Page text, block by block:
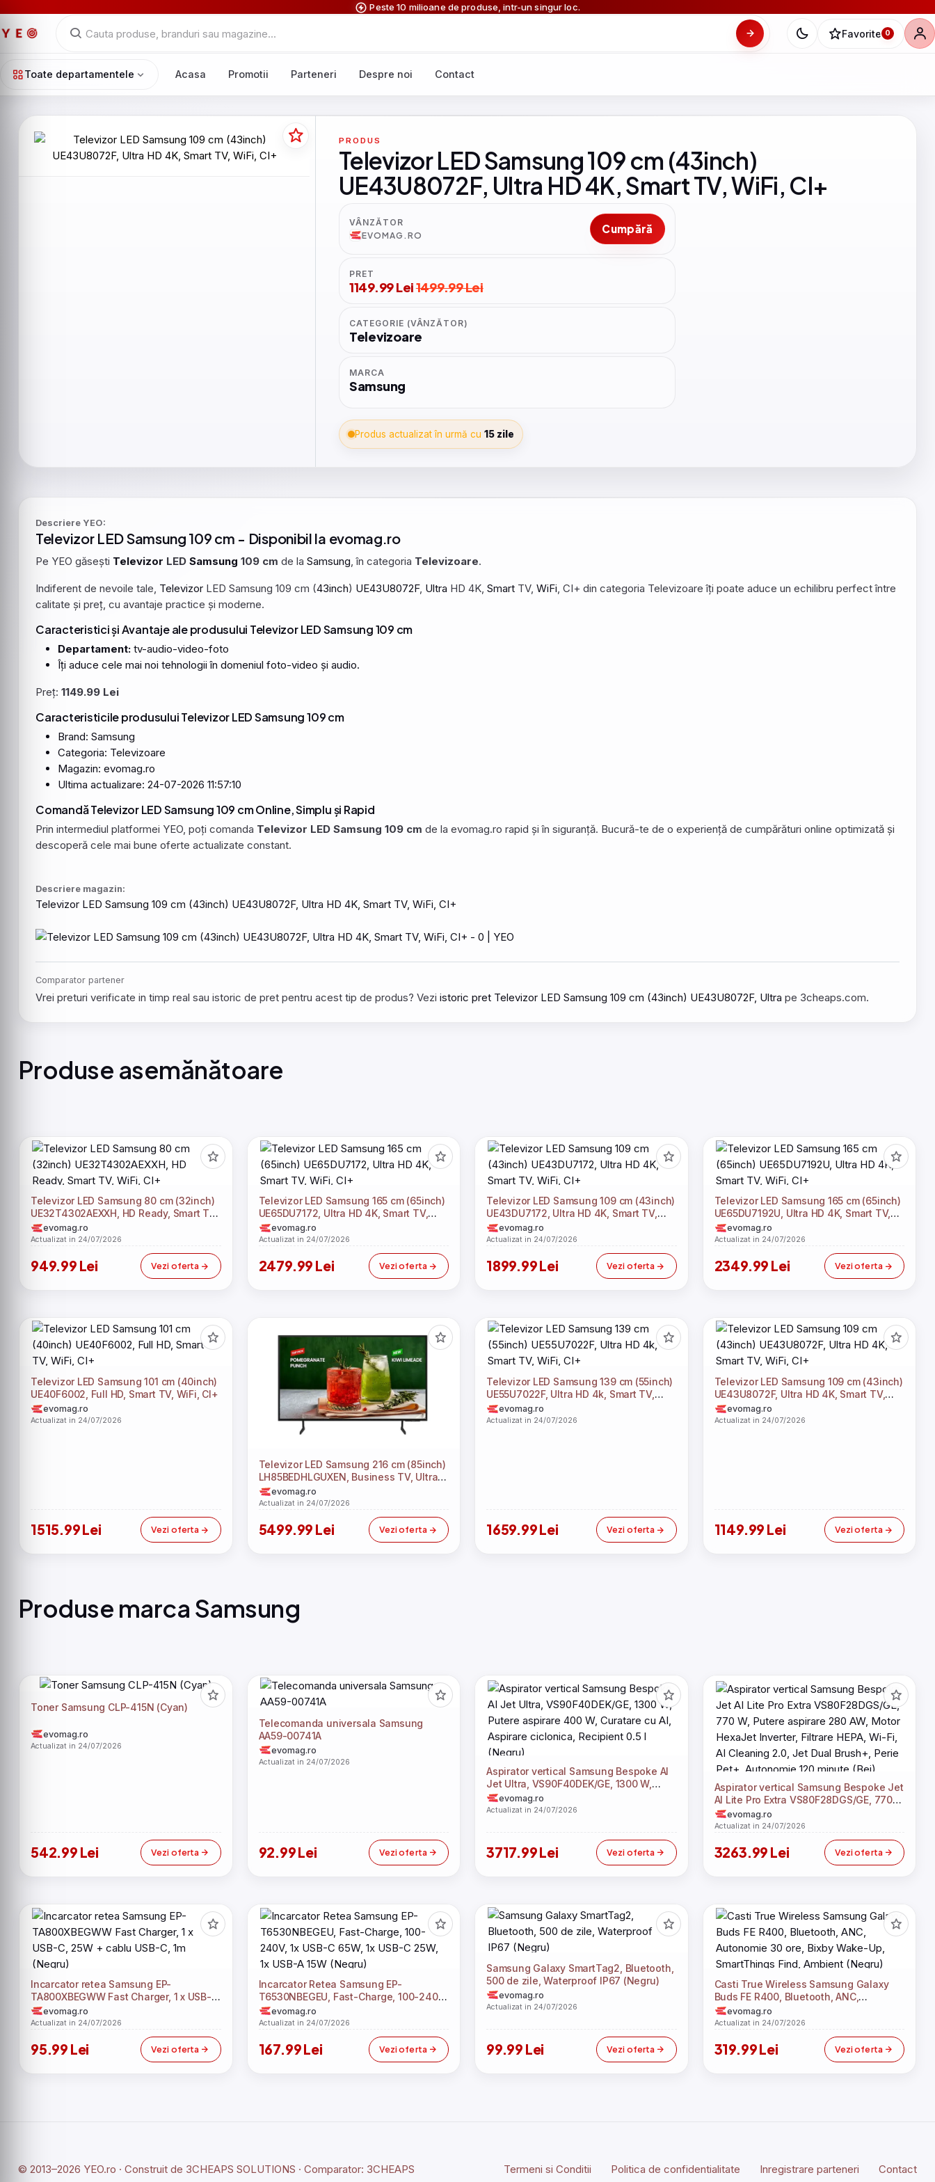
Peste 10 milioane de produse, intr-un singur loc.
Favorite 0
Toate departamentele Acasa Promotii Parteneri Despre noi Contact
PRODUS
Televizor LED Samsung 109 cm (43inch)
UE43U8072F, Ultra HD 4K, Smart TV, WiFi, CI+
VÂNZĂTOR
EVOMAG.RO
Cumpără
PRET
1149.99 Lei1499.99 Lei
CATEGORIE (VÂNZĂTOR)
Televizoare
MARCA
Samsung
Produs actualizat în urmă cu 15 zile
Descriere YEO:
TelevizorLEDSamsung 109 cm - Disponibil la evomag.ro
Pe YEO găsești Televizor LED Samsung 109 cm de la Samsung, în categoria Televizoare.
Indiferent de nevoile tale, Televizor LED Samsung 109 cm (43inch) UE43U8072F, Ultra HD 4K, Smart TV, WiFi, CI+ din categoria Televizoare îți poate aduce un echilibru perfect între
calitate și preț, cu avantaje practice și moderne.
Caracteristici și Avantaje ale produsului Televizor LED Samsung 109 cm
Departament: tv-audio-video-foto
Îți aduce cele mai noi tehnologii în domeniul foto-video și audio.
Preț: 1149.99 Lei
Caracteristicile produsului Televizor LED Samsung 109 cm
Brand: Samsung
Categoria: Televizoare
Magazin: evomag.ro
Ultima actualizare: 24-07-2026 11:57:10
Comandă Televizor LED Samsung 109 cm Online, Simplu și Rapid
Prin intermediul platformei YEO, poți comanda Televizor LED Samsung 109 cm de la evomag.ro rapid și în siguranță. Bucură-te de o experiență de cumpărături online optimizată și
descoperă cele mai bune oferte actualizate constant.
Descriere magazin:
Televizor LED Samsung 109 cm (43inch) UE43U8072F, Ultra HD 4K, Smart TV, WiFi, CI+
Comparator partener
Vrei preturi verificate in timp real sau istoric de pret pentru acest tip de produs? Vezi istoric pret Televizor LED Samsung 109 cm (43inch) UE43U8072F, Ultra pe 3cheaps.com.
Produse asemănătoare
Televizor LED Samsung 80 cm (32inch)
UE32T4302AEXXH, HD Ready, Smart TV,
WiFi, CI+
evomag.ro
Actualizat in 24/07/2026
949.99 Lei Vezi oferta
Televizor LED Samsung 165 cm (65inch)
UE65DU7172, Ultra HD 4K, Smart TV,
WiFi, CI+
evomag.ro
Actualizat in 24/07/2026
2479.99 Lei Vezi oferta
Televizor LED Samsung 109 cm (43inch)
UE43DU7172, Ultra HD 4K, Smart TV,
WiFi, CI+
evomag.ro
Actualizat in 24/07/2026
1899.99 Lei Vezi oferta
Televizor LED Samsung 165 cm (65inch)
UE65DU7192U, Ultra HD 4K, Smart TV,
WiFi, CI+
evomag.ro
Actualizat in 24/07/2026
2349.99 Lei Vezi oferta
Televizor LED Samsung 101 cm (40inch)
UE40F6002, Full HD, Smart TV, WiFi, CI+
evomag.ro
Actualizat in 24/07/2026
1515.99 Lei Vezi oferta
Televizor LED Samsung 216 cm (85inch)
LH85BEDHLGUXEN, Business TV, Ultra
HD 4K, Smart TV, WiFi, CI+
evomag.ro
Actualizat in 24/07/2026
5499.99 Lei Vezi oferta
Televizor LED Samsung 139 cm (55inch)
UE55U7022F, Ultra HD 4k, Smart TV,
WiFi, CI+
evomag.ro
Actualizat in 24/07/2026
1659.99 Lei Vezi oferta
Televizor LED Samsung 109 cm (43inch)
UE43U8072F, Ultra HD 4K, Smart TV,
WiFi, CI+
evomag.ro
Actualizat in 24/07/2026
1149.99 Lei Vezi oferta
Produse marca Samsung
Toner Samsung CLP-415N (Cyan)
evomag.ro
Actualizat in 24/07/2026
542.99 Lei Vezi oferta
Telecomanda universala Samsung
AA59-00741A
evomag.ro
Actualizat in 24/07/2026
92.99 Lei Vezi oferta
Aspirator vertical Samsung Bespoke AI
Jet Ultra, VS90F40DEK/GE, 1300 W,
Putere aspirare 400 W, Curatare cu AI,
Aspirare ciclonica, Recipient 0.5 l
evomag.ro
Actualizat in 24/07/2026
3717.99 Lei Vezi oferta
Aspirator vertical Samsung Bespoke Jet
AI Lite Pro Extra VS80F28DGS/GE, 770
W, Putere aspirare 280 AW, Motor
HexaJet Inverter, Filtrare HEPA, Wi-Fi, AI
Cleaning 2.0, Jet Dual Brush+, Perie
Pet+, Autonomie 120 minute (Bej)
evomag.ro
Actualizat in 24/07/2026
3263.99 Lei Vezi oferta
Incarcator retea Samsung EP-
TA800XBEGWW Fast Charger, 1 x USB-C,
25W + cablu USB-C, 1m (Negru)
evomag.ro
Actualizat in 24/07/2026
95.99 Lei Vezi oferta
Incarcator Retea Samsung EP-
T6530NBEGEU, Fast-Charge, 100-240V,
1x USB-C 65W, 1x USB-C 25W, 1x USB-A
15W (Negru)
evomag.ro
Actualizat in 24/07/2026
167.99 Lei Vezi oferta
Samsung Galaxy SmartTag2, Bluetooth,
500 de zile, Waterproof IP67 (Negru)
evomag.ro
Actualizat in 24/07/2026
99.99 Lei Vezi oferta
Casti True Wireless Samsung Galaxy
Buds FE R400, Bluetooth, ANC,
Autonomie 30 ore, Bixby Wake-Up,
SmartThings Find, Ambient (Negru)
evomag.ro
Actualizat in 24/07/2026
319.99 Lei Vezi oferta
© 2013–2026 YEO.ro · Construit de 3CHEAPS SOLUTIONS · Comparator: 3CHEAPS Termeni si Conditii Politica de confidentialitate Inregistrare parteneri Contact